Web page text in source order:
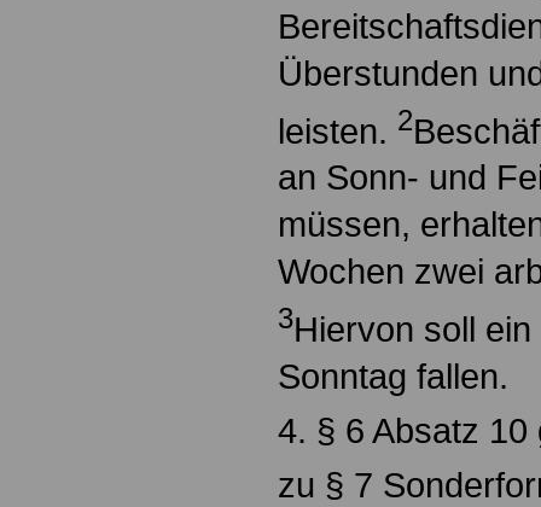
Überstunden
leisten. 2
an Sonn- und
müssen,
Wochen zwei
3Hiervon soll
Sonntag fallen.
4. § 6 Absatz
zu § 7